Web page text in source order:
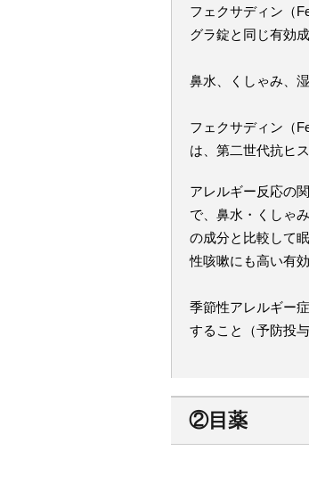
フェクサディン（
グラ錠と同じ有効
鼻水、くしゃみ、
フェクサディン（
は、第二世代抗ヒ
アレルギー反応の
で、鼻水・くしゃ
の成分と比較して
性咳嗽にも高い有
季節性アレルギー
すること（予防投
②目薬